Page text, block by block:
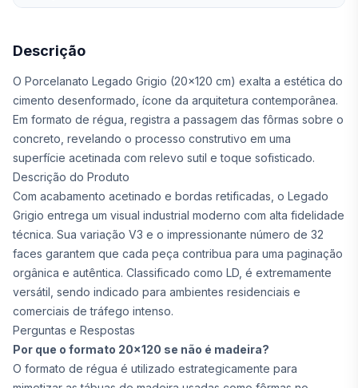
Descrição
O Porcelanato Legado Grigio (20x120 cm) exalta a estética do
cimento desenformado, ícone da arquitetura contemporânea.
Em formato de régua, registra a passagem das fôrmas sobre o
concreto, revelando o processo construtivo em uma
superfície acetinada com relevo sutil e toque sofisticado.
Descrição do Produto
Com acabamento acetinado e bordas retificadas, o Legado
Grigio entrega um visual industrial moderno com alta fidelidade
técnica. Sua variação V3 e o impressionante número de 32
faces garantem que cada peça contribua para uma paginação
orgânica e autêntica. Classificado como LD, é extremamente
versátil, sendo indicado para ambientes residenciais e
comerciais de tráfego intenso.
Perguntas e Respostas
Por que o formato 20x120 se não é madeira?
O formato de régua é utilizado estrategicamente para